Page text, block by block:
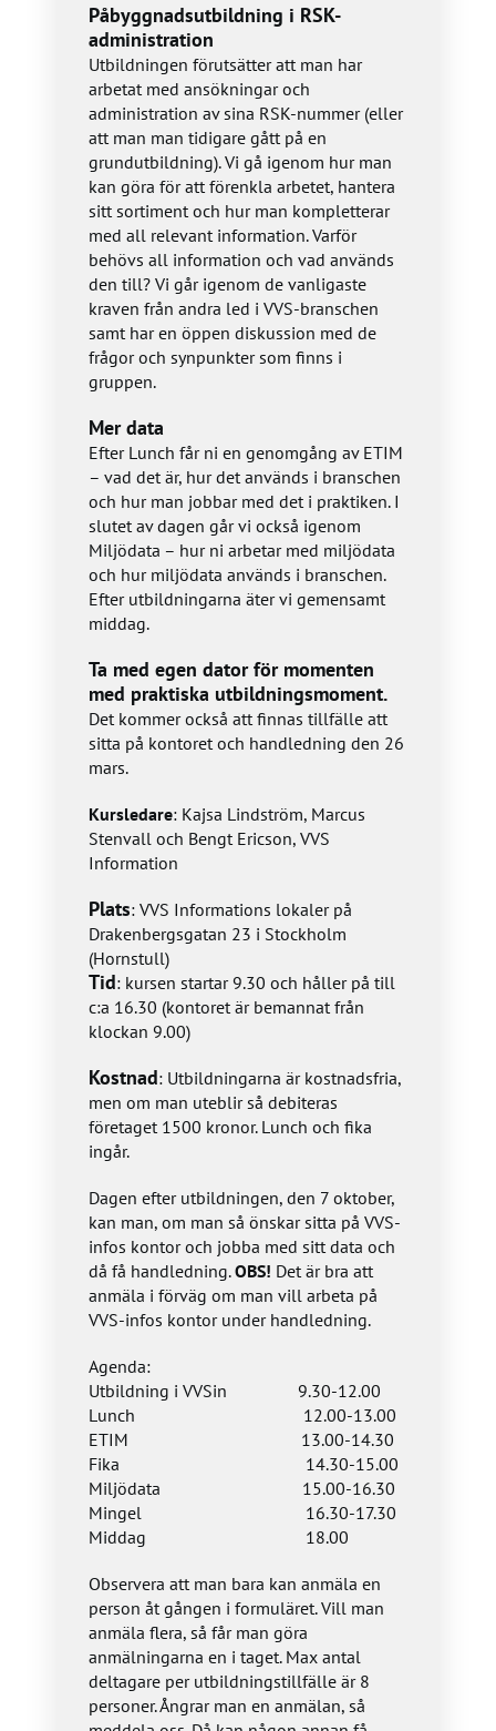
Påbyggnadsutbildning i RSK-
administration
Utbildningen förutsätter att man har
arbetat med ansökningar och
administration av sina RSK-nummer (eller
att man man tidigare gått på en
grundutbildning). Vi gå igenom hur man
kan göra för att förenkla arbetet, hantera
sitt sortiment och hur man kompletterar
med all relevant information. Varför
behövs all information och vad används
den till? Vi går igenom de vanligaste
kraven från andra led i VVS-branschen
samt har en öppen diskussion med de
frågor och synpunkter som finns i
gruppen.
Mer data
Efter Lunch får ni en genomgång av ETIM
– vad det är, hur det används i branschen
och hur man jobbar med det i praktiken. I
slutet av dagen går vi också igenom
Miljödata – hur ni arbetar med miljödata
och hur miljödata används i branschen.
Efter utbildningarna äter vi gemensamt
middag.
Ta med egen dator för momenten
med praktiska utbildningsmoment.
Det kommer också att finnas tillfälle att
sitta på kontoret och handledning den 26
mars.
Kursledare: Kajsa Lindström, Marcus
Stenvall och Bengt Ericson, VVS
Information
Plats: VVS Informations lokaler på
Drakenbergsgatan 23 i Stockholm
(Hornstull)
Tid: kursen startar 9.30 och håller på till
c:a 16.30 (kontoret är bemannat från
klockan 9.00)
Kostnad: Utbildningarna är kostnadsfria,
men om man uteblir så debiteras
företaget 1500 kronor. Lunch och fika
ingår.
Dagen efter utbildningen, den 7 oktober,
kan man, om man så önskar sitta på VVS-
infos kontor och jobba med sitt data och
då få handledning.OBS! Det är bra att
anmäla i förväg om man vill arbeta på
VVS-infos kontor under handledning.
Agenda:
Utbildning i VVSin 9.30-12.00
Lunch 12.00-13.00
ETIM 13.00-14.30
Fika 14.30-15.00
Miljödata 15.00-16.30
Mingel 16.30-17.30
Middag 18.00
Observera att man bara kan anmäla en
person åt gången i formuläret. Vill man
anmäla flera, så får man göra
anmälningarna en i taget. Max antal
deltagare per utbildningstillfälle är 8
personer. Ångrar man en anmälan, så